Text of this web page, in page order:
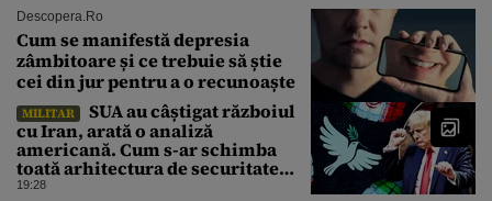
Descopera.ro
Cum se manifestă depresia
zâmbitoare și ce trebuie să știe
cei din jur pentru a o recunoaște
MILITAR
SUA au câștigat războiul
cu Iran, arată o analiză
americană. Cum s-ar schimba
toată arhitectura de securitate
din Orientul Mijlociu
19:28